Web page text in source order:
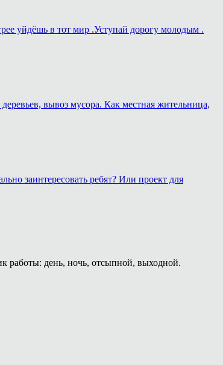
уйдёшь в тот мир .Уступай дорогу молодым .
вывоз мусора. Как местная жительница,
заинтересовать ребят? Или проект для
работы: день, ночь, отсыпной, выходной.